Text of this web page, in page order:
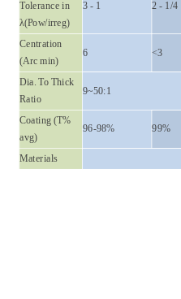
Tolerance in
λ(Pow/irreg)
3 - 1 2 - 1/4
Centration
(Arc min)
6 <3
Dia. To Thick
Ratio
9~50:1
Coating (T%
avg)
96-98% 99%
Materials